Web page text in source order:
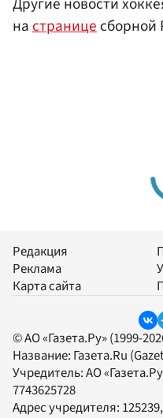
настраницесборной
Редакция
Реклама
Карта сайта
© АО «Газета.Ру» (1999-
Название: Газета.Ru
Учредитель:АО
7743625728
Адрес учредителя: